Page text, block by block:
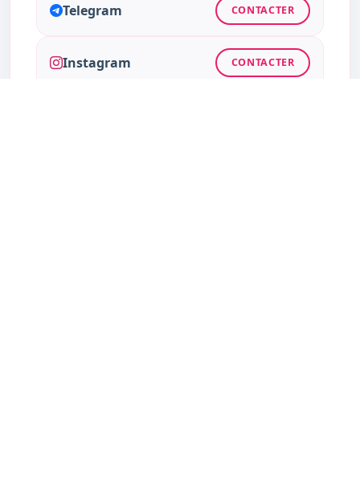
Telegram CONTACTER
Instagram CONTACTER